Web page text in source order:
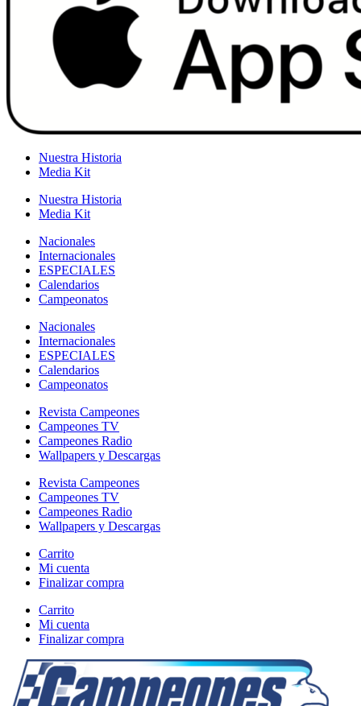
Nuestra Historia
Media Kit
Nuestra Historia
Media Kit
Nacionales
Internacionales
ESPECIALES
Calendarios
Campeonatos
Nacionales
Internacionales
ESPECIALES
Calendarios
Campeonatos
Revista Campeones
Campeones TV
Campeones Radio
Wallpapers y Descargas
Revista Campeones
Campeones TV
Campeones Radio
Wallpapers y Descargas
Carrito
Mi cuenta
Finalizar compra
Carrito
Mi cuenta
Finalizar compra